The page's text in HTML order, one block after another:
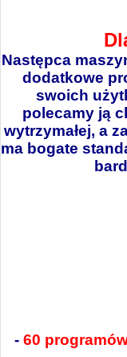
Następca
dodatkowe
swoich
polecamy ją
wytrzymałej, a
ma bogate
- 60